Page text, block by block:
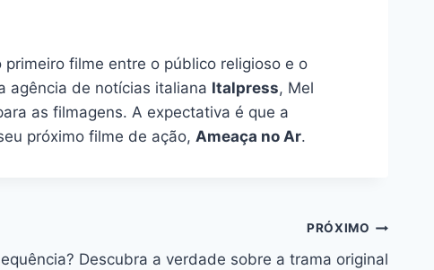
filme entre o público religioso e o
agência de notícias italiana Italpress, Mel
as filmagens. A expectativa é que a
próximo filme de ação, Ameaça no Ar.
PRÓXIMO
Descubra a verdade sobre a trama original